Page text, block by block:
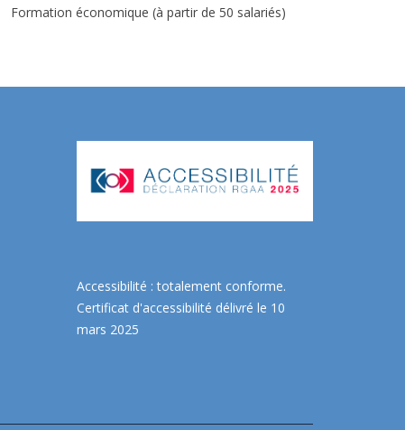
Formation économique (à partir de 50 salariés)
Accessibilité : totalement conforme.
Certificat d'accessibilité délivré le 10
mars 2025